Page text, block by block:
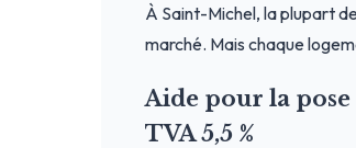
À Saint-Michel, la plupart
marché. Mais chaque
Aide pour la
TVA 5,5 %